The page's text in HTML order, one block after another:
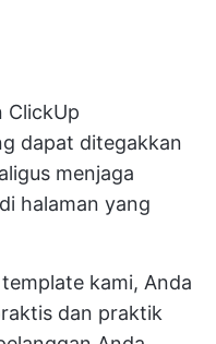
ClickUp
dapat ditegakkan
menjaga
halaman yang
kami, Anda
dan praktik